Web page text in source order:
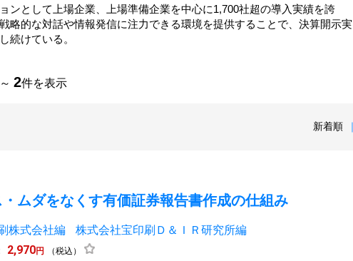
ンとして上場企業、上場準備企業を中心に1,700社超の導入実績を誇
略的な対話や情報発信に注力できる環境を提供することで、決算開示実
続けている。
2件を表示
新着順
・ムダをなくす有価証券報告書作成の仕組み
株式会社編 株式会社宝印刷Ｄ＆ＩＲ研究所編
2,970円 （税込）